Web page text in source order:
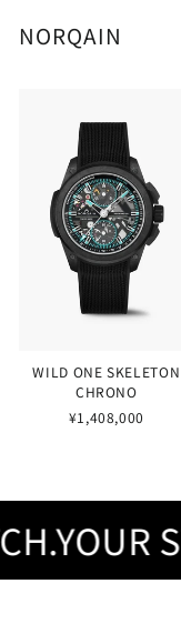
NORQAIN
WILD ONE SKELETON
CHRONO
¥1,408,000